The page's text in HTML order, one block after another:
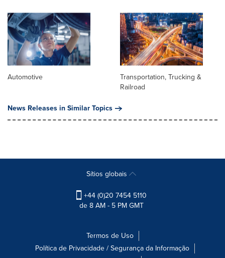
Automotive
Transportation, Trucking &
Railroad
News Releases in Similar Topics
Sítios globais
+44 (0)20 7454 5110
de 8 AM - 5 PM GMT
Termos de Uso
Política de Privacidade / Segurança da Informação